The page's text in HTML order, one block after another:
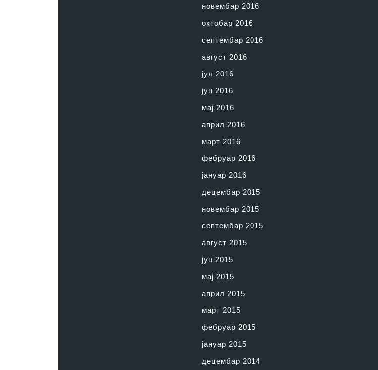
новембар 2016
октобар 2016
септембар 2016
август 2016
јул 2016
јун 2016
мај 2016
април 2016
март 2016
фебруар 2016
јануар 2016
децембар 2015
новембар 2015
септембар 2015
август 2015
јун 2015
мај 2015
април 2015
март 2015
фебруар 2015
јануар 2015
децембар 2014